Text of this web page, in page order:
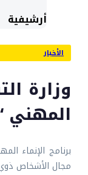
أرشيفية
الأخبار
وزارة
المهني
برنامج الإنماء
مجال الأشخاص